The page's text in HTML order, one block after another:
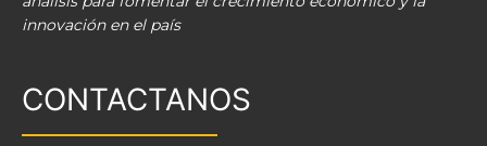
innovación en el país
CONTACTANOS